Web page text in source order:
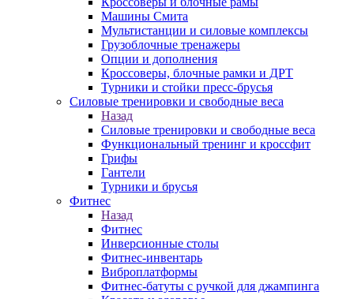
Машины Смита
Мультистанции и силовые комплексы
Грузоблочные тренажеры
Опции и дополнения
Кроссоверы, блочные рамки и ДРТ
Турники и стойки пресс-брусья
Силовые тренировки и свободные веса
Назад
Силовые тренировки и свободные веса
Функциональный тренинг и кроссфит
Грифы
Гантели
Турники и брусья
Фитнес
Назад
Фитнес
Инверсионные столы
Фитнес-инвентарь
Виброплатформы
Фитнес-батуты с ручкой для джампинга